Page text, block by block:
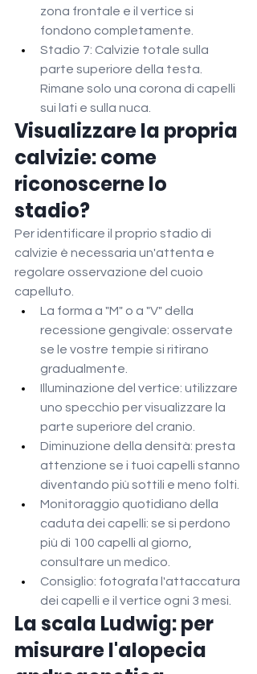
zona frontale e il vertice si
fondono completamente.
Stadio 7: Calvizie totale sulla
parte superiore della testa.
Rimane solo una corona di capelli
sui lati e sulla nuca.
Visualizzare la propria
calvizie: come
riconoscerne lo
stadio?
Per identificare il proprio stadio di
calvizie è necessaria un'attenta e
regolare osservazione del cuoio
capelluto.
La forma a "M" o a "V" della
recessione gengivale: osservate
se le vostre tempie si ritirano
gradualmente.
Illuminazione del vertice: utilizzare
uno specchio per visualizzare la
parte superiore del cranio.
Diminuzione della densità: presta
attenzione se i tuoi capelli stanno
diventando più sottili e meno folti.
Monitoraggio quotidiano della
caduta dei capelli: se si perdono
più di 100 capelli al giorno,
consultare un medico.
Consiglio: fotografa l'attaccatura
dei capelli e il vertice ogni 3 mesi.
La scala Ludwig: per
misurare l'alopecia